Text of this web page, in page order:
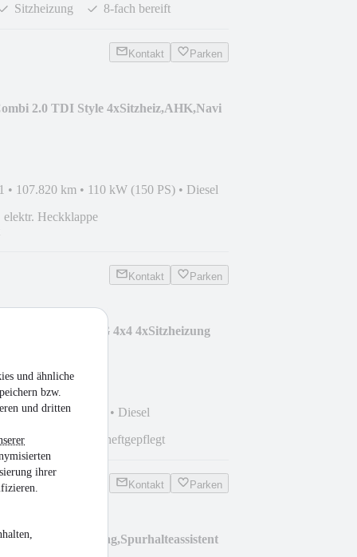
und ähnliche
bzw.
und dritten
ihrer
Sitzheizung 8-fach bereift
Kontakt Parken
2.0 TDI Style 4xSitzheiz,AHK,Navi
• 107.820 km • 110 kW (150 PS) • Diesel
elektr. Heckklappe
Kontakt Parken
2.0 TDI DSG 4x4 4xSitzheizung
• 110 kW (150 PS) • Diesel
Navi Scheckheftgepflegt
Kontakt Parken
LED,Sitzheizung,Spurhalteassistent